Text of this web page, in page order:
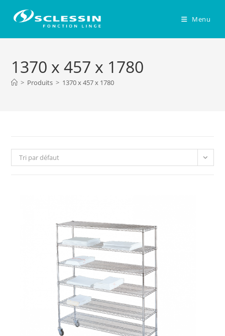
Menu
1370 x 457 x 1780
> Produits > 1370 x 457 x 1780
Tri par défaut